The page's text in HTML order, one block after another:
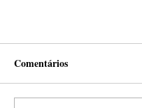
Comentários